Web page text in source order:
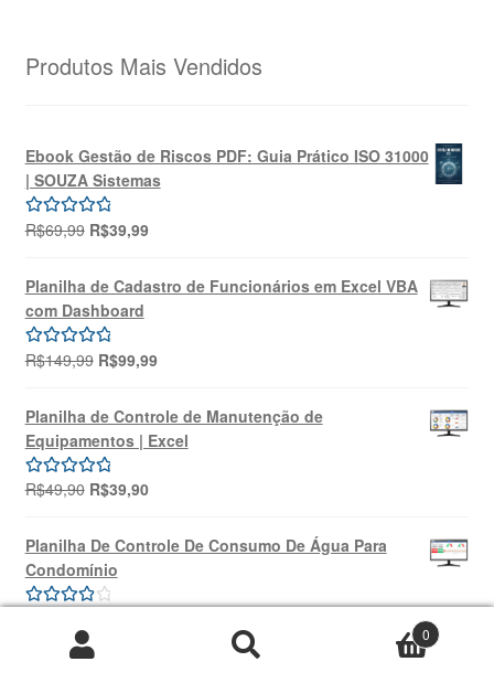
Produtos Mais Vendidos
Ebook Gestão de Riscos PDF: Guia Prático ISO 31000
| SOUZA Sistemas
Avaliação
R$69,99 O
original
era:
R$69,99.
R$39,99O
é:
Planilha de Cadastro de Funcionários em Excel VBA
com Dashboard
Avaliação
R$149,99 O
original
era:
R$149,99.
R$99,99O
atual
é:
R$99,99.
Planilha de Controle de Manutenção de
Equipamentos | Excel
Avaliação
R$49,90 O
original
era:
R$49,90.
R$39,90O
atual
é:
Planilha De Controle De Consumo De Água Para
Condomínio
de 5 preço
original
Pesquisar
Pesquisar
0